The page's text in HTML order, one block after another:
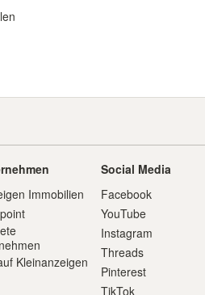
Immobilien
Kleinanzeigen
Social Media
Facebook
YouTube
Instagram
Threads
Pinterest
TikTok